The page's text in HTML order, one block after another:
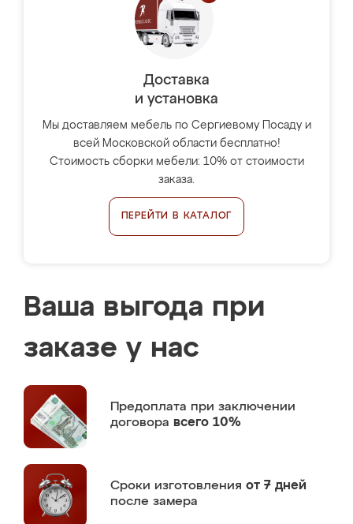
Доставка
и установка
Мы доставляем мебель по Сергиевому Посаду и
всей Московской области бесплатно!
Стоимость сборки мебели: 10% от стоимости
заказа.
ПЕРЕЙТИ В КАТАЛОГ
Ваша выгода при
заказе у нас
Предоплата при заключении
договора всего 10%
Сроки изготовления от 7 дней
после замера